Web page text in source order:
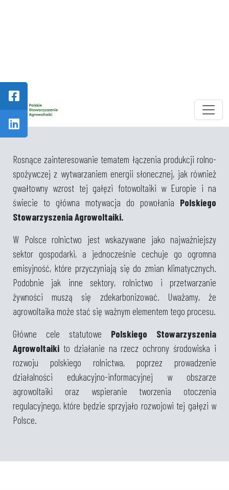
Rosnące zainteresowanie tematem łączenia produkcji rolno-
spożywczej z wytwarzaniem energii słonecznej, jak również
gwałtowny wzrost tej gałęzi fotowoltaiki w Europie i na
świecie to główna motywacja do powołania Polskiego
Stowarzyszenia Agrowoltaiki.
W Polsce rolnictwo jest wskazywane jako najważniejszy
sektor gospodarki, a jednocześnie cechuje go ogromna
emisyjność, które przyczyniają się do zmian klimatycznych.
Podobnie jak inne sektory, rolnictwo i przetwarzanie
żywności muszą się zdekarbonizować. Uważamy, że
agrowoltaika może stać się ważnym elementem tego procesu.
Główne cele statutowe Polskiego Stowarzyszenia
Agrowoltaiki to działanie na rzecz ochrony środowiska i
rozwoju polskiego rolnictwa, poprzez prowadzenie
działalności edukacyjno-informacyjnej w obszarze
agrowoltaiki oraz wspieranie tworzenia otoczenia
regulacyjnego, które będzie sprzyjało rozwojowi tej gałęzi w
Polsce.